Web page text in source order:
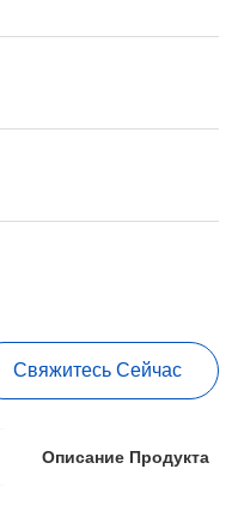
Свяжитесь Сейчас
Описание Продукта